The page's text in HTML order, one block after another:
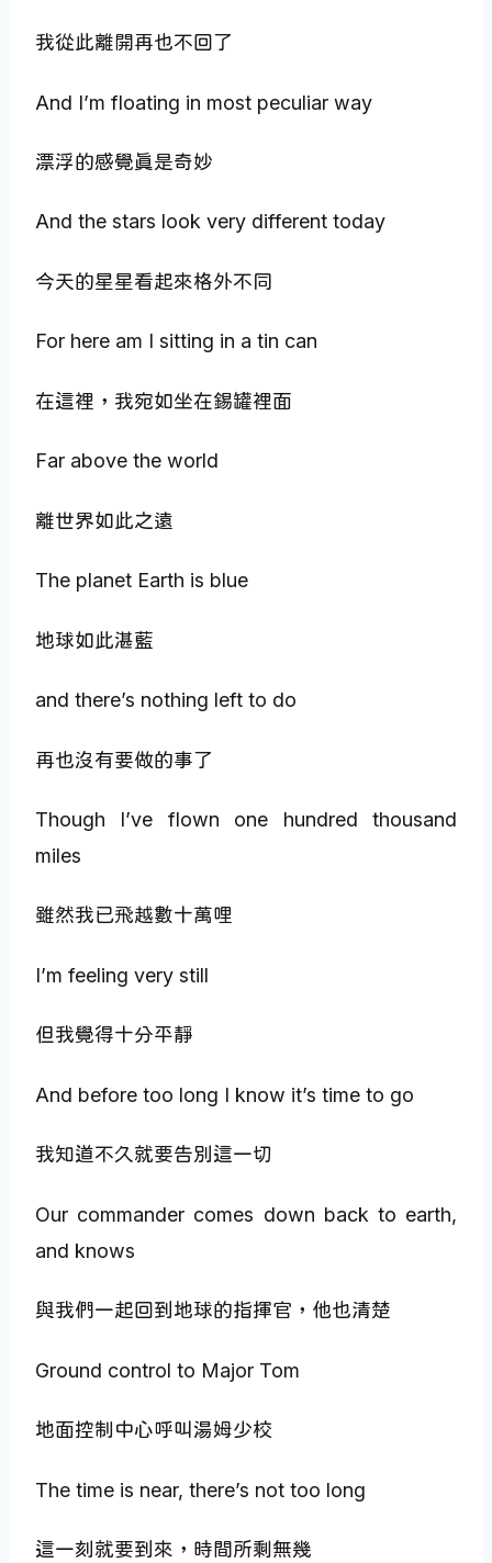
我從此離開再也不回了
And I’m floating in most peculiar way
漂浮的感覺真是奇妙
And the stars look very different today
今天的星星看起來格外不同
For here am I sitting in a tin can
在這裡，我宛如坐在錫罐裡面
Far above the world
離世界如此之遠
The planet Earth is blue
地球如此湛藍
and there’s nothing left to do
再也沒有要做的事了
Though I’ve flown one hundred thousand
miles
雖然我已飛越數十萬哩
I’m feeling very still
但我覺得十分平靜
And before too long I know it’s time to go
我知道不久就要告別這一切
Our commander comes down back to earth,
and knows
與我們一起回到地球的指揮官，他也清楚
Ground control to Major Tom
地面控制中心呼叫湯姆少校
The time is near, there’s not too long
這一刻就要到來，時間所剩無幾